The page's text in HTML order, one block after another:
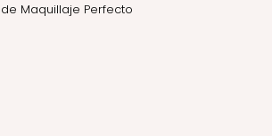
Maquillaje Perfecto